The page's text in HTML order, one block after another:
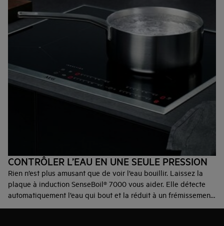
CONTRÔLER L’EAU EN UNE SEULE PRESSION
Rien n’est plus amusant que de voir l’eau bouillir. Laissez la
plaque à induction SenseBoil® 7000 vous aider. Elle détecte
automatiquement l’eau qui bout et la réduit à un frémissement.